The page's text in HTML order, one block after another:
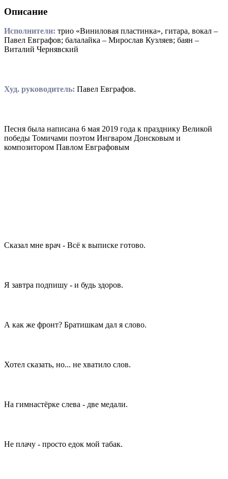
Описание
Исполнители: трио «Виниловая пластинка», гитара, вокал –
Павел Евграфов; балалайка – Мирослав Кузляев; баян –
Виталий Чернявский
Худ. руководитель: Павел Евграфов.
Песня была написана 6 мая 2019 года к празднику Великой
победы Томичами поэтом Ингваром Донсковым и
композитором Павлом Евграфовым
Сказал мне врач - Всё к выписке готово.
Я завтра подпишу - и будь здоров.
А как же фронт? Братишкам дал я слово.
Хотел сказать, но... не хватило слов.
На гимнастёрке слева - две медали.
Не плачу - просто едок мой табак.